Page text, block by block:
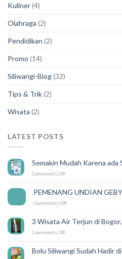
Kuliner(4)
Olahraga (2)
Pendidikan (2)
Promo (14)
Siliwangi-Blog(32)
Tips & Trik(2)
Wisata (2)
LATEST POSTS
Semakin Mudah Karena
Comments Offon
Karena
ada
DELIVERY
PEMENANG UNDIAN
Comments Offon
GEBYAR
3 Wisata Air Terjun di
Comments Offon
Air
Bolu Siliwangi Sudah Hadir